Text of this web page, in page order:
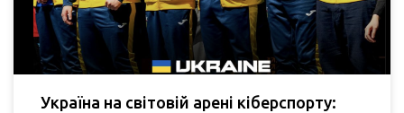
Україна на світовій арені кіберспорту: